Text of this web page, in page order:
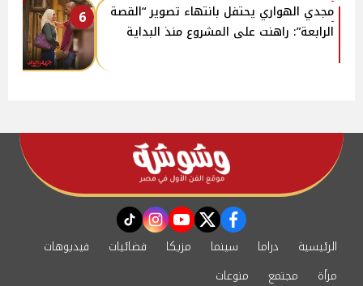
6
مجدي الهواري يحتفل بانتهاء تصوير “القصة
الرابعة”: راهنت على المشروع منذ البداية
facebook
twitter
youtube
instagram
tiktok
الرئيسية دراما سينما مزيكا فضائيات
فيديوهات
مرأة
مجتمع منوعات